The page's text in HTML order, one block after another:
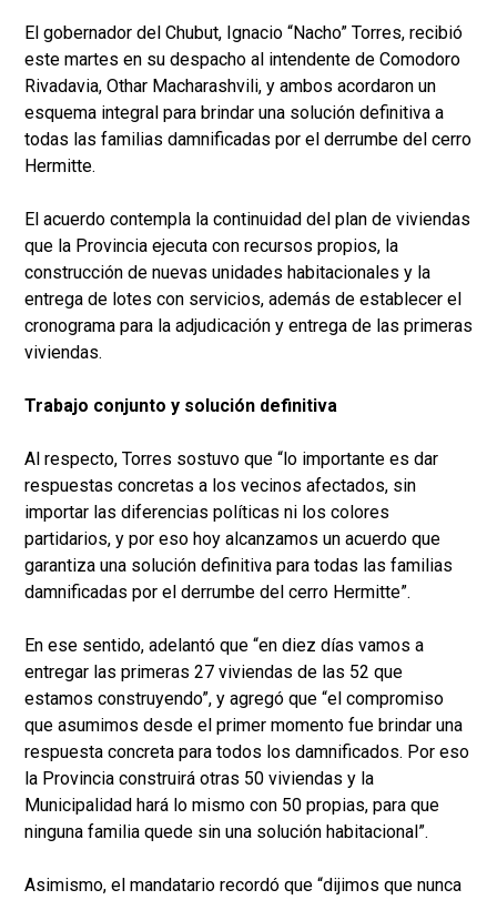
El gobernador del Chubut, Ignacio “Nacho” Torres, recibió
este martes en su despacho al intendente de Comodoro
Rivadavia, Othar Macharashvili, y ambos acordaron un
esquema integral para brindar una solución definitiva a
todas las familias damnificadas por el derrumbe del cerro
Hermitte.
El acuerdo contempla la continuidad del plan de viviendas
que la Provincia ejecuta con recursos propios, la
construcción de nuevas unidades habitacionales y la
entrega de lotes con servicios, además de establecer el
cronograma para la adjudicación y entrega de las primeras
viviendas.
Trabajo conjunto y solución definitiva
Al respecto, Torres sostuvo que “lo importante es dar
respuestas concretas a los vecinos afectados, sin
importar las diferencias políticas ni los colores
partidarios, y por eso hoy alcanzamos un acuerdo que
garantiza una solución definitiva para todas las familias
damnificadas por el derrumbe del cerro Hermitte”.
En ese sentido, adelantó que “en diez días vamos a
entregar las primeras 27 viviendas de las 52 que
estamos construyendo”, y agregó que “el compromiso
que asumimos desde el primer momento fue brindar una
respuesta concreta para todos los damnificados. Por eso
la Provincia construirá otras 50 viviendas y la
Municipalidad hará lo mismo con 50 propias, para que
ninguna familia quede sin una solución habitacional”.
Asimismo, el mandatario recordó que “dijimos que nunca